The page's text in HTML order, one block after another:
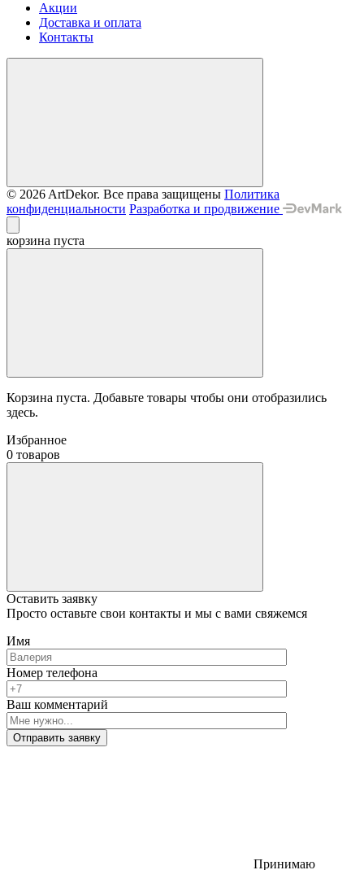
Акции
Доставка и оплата
Контакты
© 2026 ArtDekor. Все права защищены Политика
конфиденциальности Разработка и продвижение
корзина пуста
Корзина пуста. Добавьте товары чтобы они отобразились
здесь.
Избранное
0 товаров
Оставить заявку
Просто оставьте свои контакты и мы с вами свяжемся
Имя
Номер телефона
Ваш комментарий
Отправить заявку
Принимаю